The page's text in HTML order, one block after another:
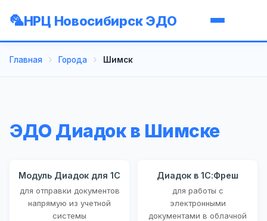
НРЦ Новосибирск ЭДО
Главная Города Шимск
ЭДО Диадок в Шимске
Модуль Диадок для 1С
для отправки документов
напрямую из учетной
системы
Диадок в 1С:Фреш
для работы с
электронными
документами в облачной